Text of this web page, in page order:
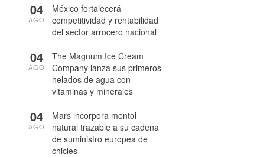
México fortalecerá
competitividad y rentabilidad
del sector arrocero nacional
04
AGO
The Magnum Ice Cream
Company lanza sus primeros
helados de agua con
vitaminas y minerales
04
AGO
Mars incorpora mentol
natural trazable a su cadena
de suministro europea de
chicles
04
AGO